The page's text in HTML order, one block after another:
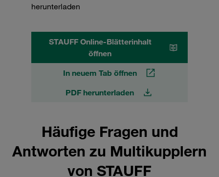
herunterladen
STAUFF Online-Blätterinhalt
öffnen
In neuem Tab öffnen
PDF herunterladen
Häufige Fragen und
Antworten zu Multikupplern
von STAUFF